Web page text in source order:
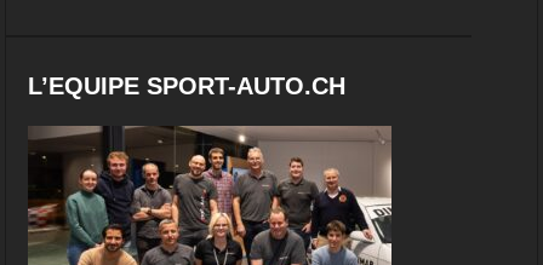
L’EQUIPE SPORT-AUTO.CH